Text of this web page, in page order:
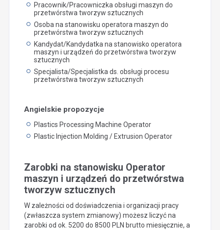
Pracownik/Pracowniczka obsługi maszyn do
przetwórstwa tworzyw sztucznych
Osoba na stanowisku operatora maszyn do
przetwórstwa tworzyw sztucznych
Kandydat/Kandydatka na stanowisko operatora
maszyn i urządzeń do przetwórstwa tworzyw
sztucznych
Specjalista/Specjalistka ds. obsługi procesu
przetwórstwa tworzyw sztucznych
Angielskie propozycje
Plastics Processing Machine Operator
Plastic Injection Molding / Extrusion Operator
Zarobki na stanowisku Operator
maszyn i urządzeń do przetwórstwa
tworzyw sztucznych
W zależności od doświadczenia i organizacji pracy
(zwłaszcza system zmianowy) możesz liczyć na
zarobki od ok. 5200 do 8500 PLN brutto miesięcznie, a